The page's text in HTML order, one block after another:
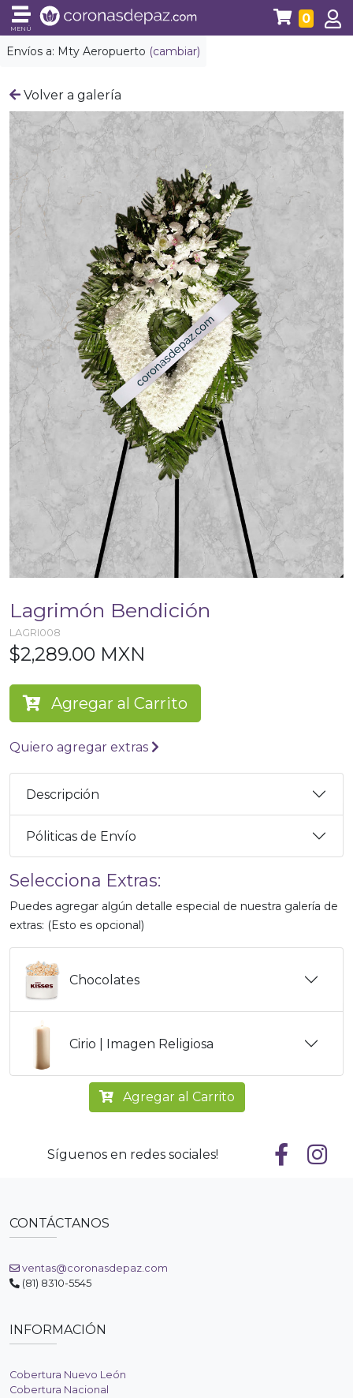
Envíos a: Mty Aeropuerto (cambiar)
MENÚ
0
Volver a galería
Lagrimón Bendición
LAGRI008
$2,289.00 MXN
Agregar al Carrito
Quiero agregar extras
Descripción
Póliticas de Envío
Selecciona Extras:
Puedes agregar algún detalle especial de nuestra galería de
extras: (Esto es opcional)
Chocolates
Cirio | Imagen Religiosa
Agregar al Carrito
Síguenos en redes sociales!
CONTÁCTANOS
ventas@coronasdepaz.com
(81) 8310-5545
INFORMACIÓN
Cobertura Nuevo León
Cobertura Nacional